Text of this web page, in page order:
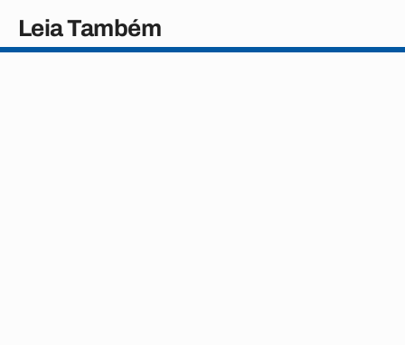
Leia Também